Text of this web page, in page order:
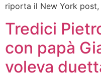
riporta il New York
Tredici
con papà
voleva